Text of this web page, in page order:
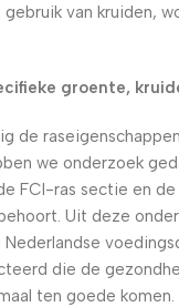
van kruiden,
groente,
de
we onderzoek
FCI-ras sectie en
Uit deze
die de
ten goede komen.